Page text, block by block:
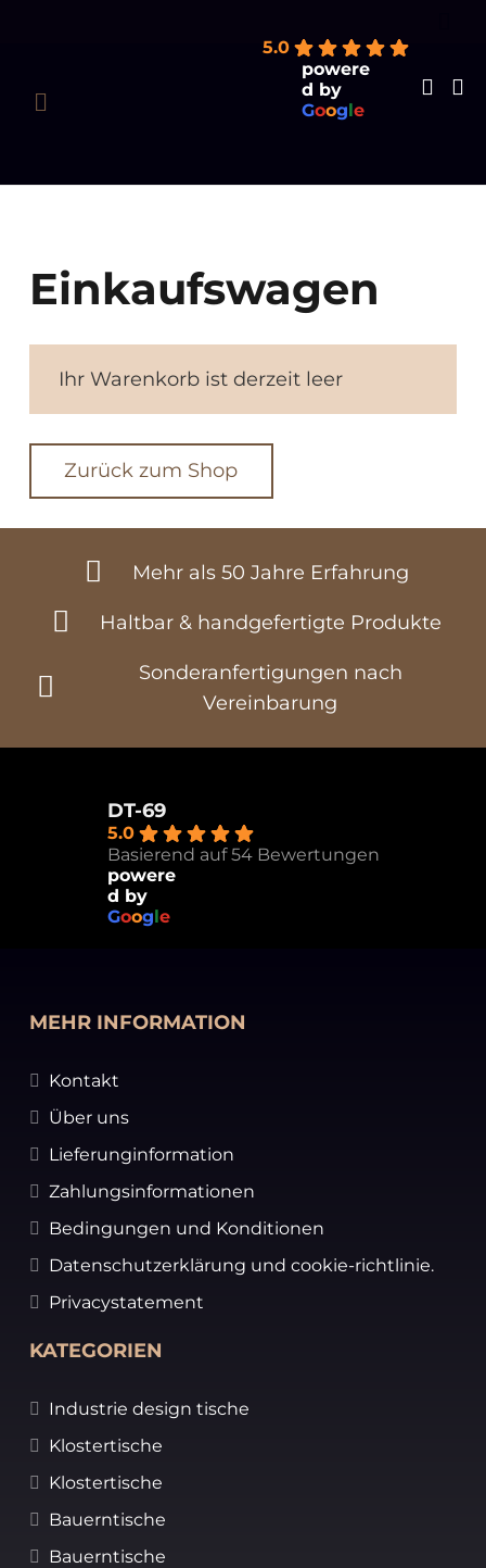
5.0
powere
d by
Google
Einkaufswagen
Ihr Warenkorb ist derzeit leer
Zurück zum Shop
Mehr als 50 Jahre Erfahrung
Haltbar & handgefertigte Produkte
Sonderanfertigungen nach
Vereinbarung
DT-69
5.0
Basierend auf 54 Bewertungen
powere
d by
Google
MEHR INFORMATION
Kontakt
Über uns
Lieferunginformation
Zahlungsinformationen
Bedingungen und Konditionen
Datenschutzerklärung und cookie-richtlinie.
Privacystatement
KATEGORIEN
Industrie design tische
Klostertische
Klostertische
Bauerntische
Bauerntische